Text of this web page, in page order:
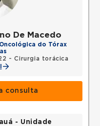
De Macedo
do Tórax
- Cirurgia torácica
consulta
- Unidade